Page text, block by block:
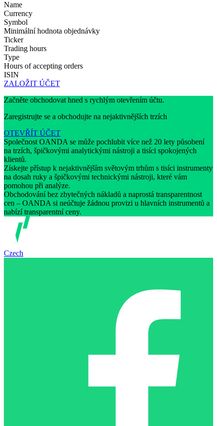
Name
Currency
Symbol
Minimální hodnota objednávky
Ticker
Trading hours
Type
Hours of accepting orders
ISIN
ZALOŽIT ÚČET
Začněte obchodovat hned s rychlým otevřením účtu.
Zaregistrujte se a obchodujte na nejaktivnějších trzích
OTEVŘÍT ÚČET
Společnost OANDA se může pochlubit více než 20 lety působení
na trzích, špičkovými analytickými nástroji a tisíci spokojených
klientů.
Získejte přístup k nejaktivnějším světovým trhům s tisíci instrumenty
na dosah ruky a špičkovými technickými nástroji, které vám
pomohou při analýze.
Obchodování bez zbytečných nákladů a naprostá transparentnost
cen – OANDA si neúčtuje žádnou provizi u hlavních instrumentů a
nabízí transparentní ceny.
Czech